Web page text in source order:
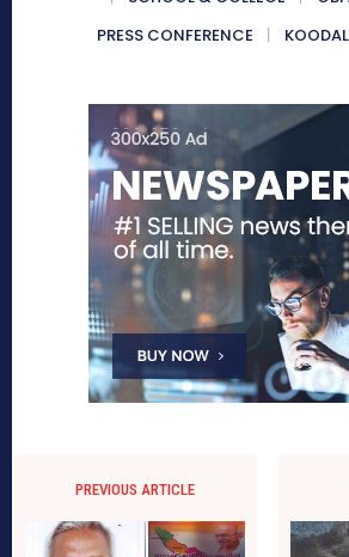
PRESS CONFERENCE
PREVIOUS ARTICLE